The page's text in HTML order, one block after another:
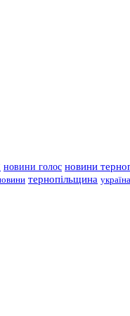
новини голос новини
тернопільщина україна